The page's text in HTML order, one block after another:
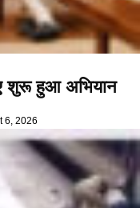
शुरू हुआ अभियान
6, 2026